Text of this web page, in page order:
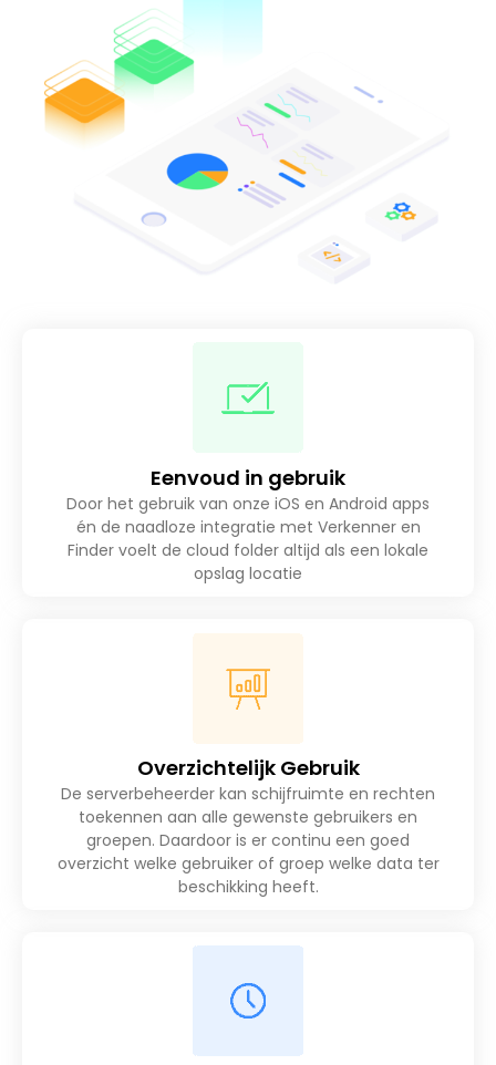
Eenvoud in gebruik
Door het gebruik van onze iOS en Android apps
én de naadloze integratie met Verkenner en
Finder voelt de cloud folder altijd als een lokale
opslag locatie
Overzichtelijk Gebruik
De serverbeheerder kan schijfruimte en rechten
toekennen aan alle gewenste gebruikers en
groepen. Daardoor is er continu een goed
overzicht welke gebruiker of groep welke data ter
beschikking heeft.